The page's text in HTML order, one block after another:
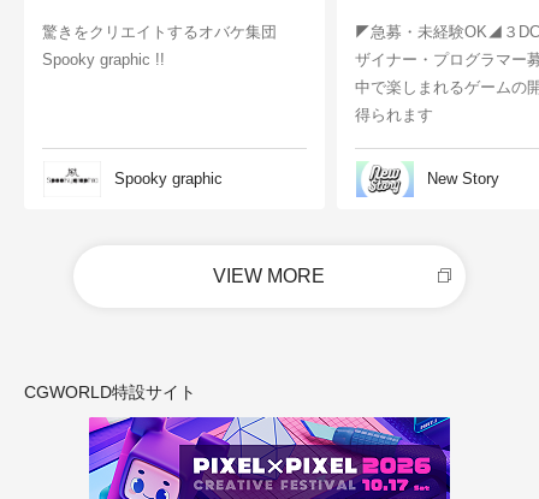
驚きをクリエイトするオバケ集団
Spooky graphic !!
Spooky graphic
◤急募・未経験OK◢３
ザイナー・プログラマー
中で楽しまれるゲームの
得られます
New Story
VIEW MORE
CGWORLD特設サイト